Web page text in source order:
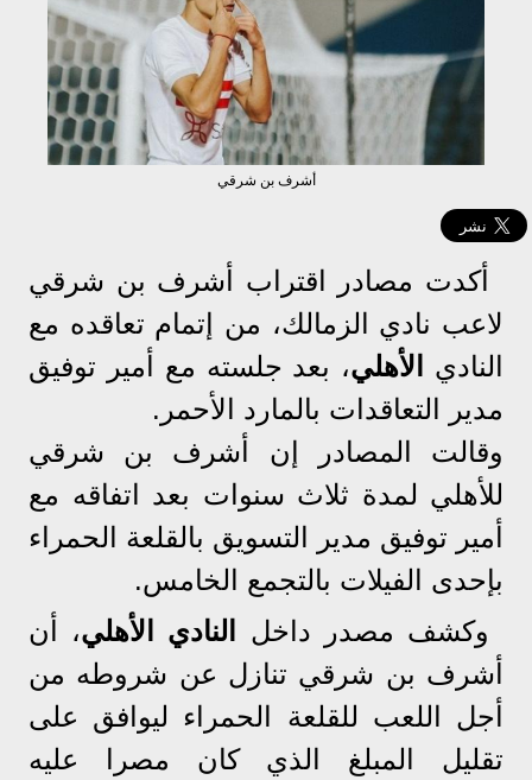
أشرف بن شرقي
أكدت مصادر اقتراب أشرف بن شرقي
لاعب نادي الزمالك، من إتمام تعاقده مع
النادي
الأهلي، بعد جلسته مع أمير توفيق
مدير التعاقدات بالمارد الأحمر.
وقالت المصادر إن أشرف بن شرقي
للأهلي لمدة ثلاث سنوات بعد اتفاقه مع
أمير توفيق مدير التسويق بالقلعة الحمراء
بإحدى الفيلات بالتجمع الخامس.
وكشف مصدر داخل
النادي الأهلي، أن
أشرف بن شرقي تنازل عن شروطه من
أجل اللعب للقلعة الحمراء ليوافق على
تقليل المبلغ الذي كان مصرا عليه